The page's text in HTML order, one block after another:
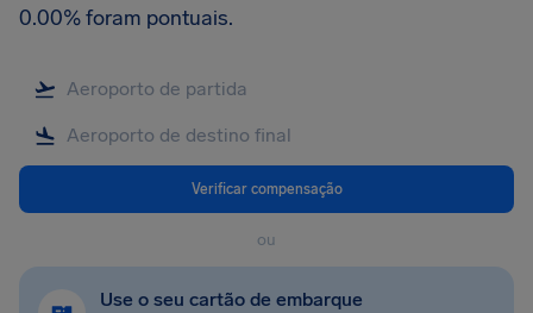
0.00% foram pontuais.
Verificar compensação
ou
Use o seu cartão de embarque